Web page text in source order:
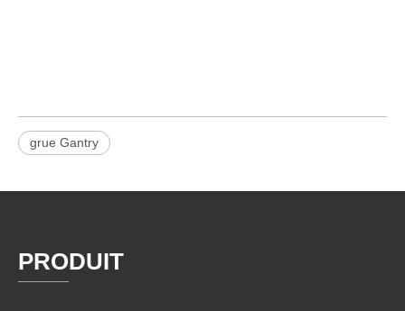
grue Gantry
PRODUIT